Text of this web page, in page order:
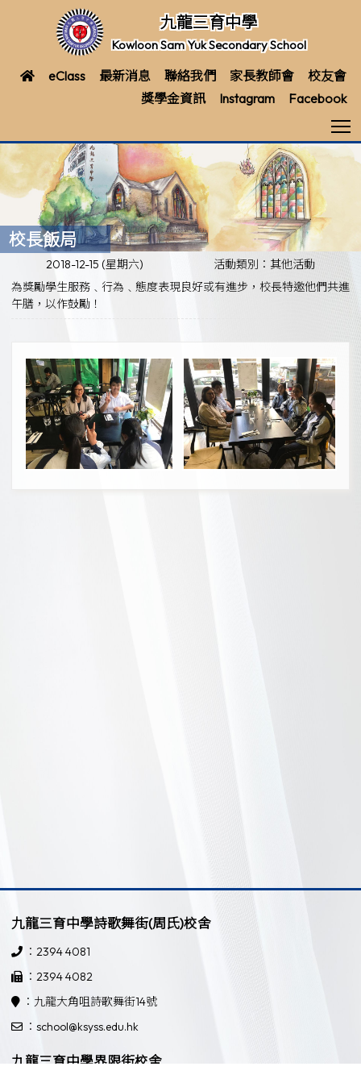
九龍三育中學
Kowloon Sam Yuk Secondary School
eClass 最新消息 聯絡我們 家長教師會
校友會
獎學金資訊
Instagram Facebook
校長飯局
2018-12-15 (星期六)
活動類別：其他活動
為獎勵學生服務﹑行為﹑態度表現良好或有進步，校長特邀他們共進
午膳，以作鼓勵！
九龍三育中學詩歌舞街(周氏)校舍
：2394 4081
：2394 4082
：九龍大角咀詩歌舞街14號
：school@ksyss.edu.hk
九龍三育中學界限街校舍